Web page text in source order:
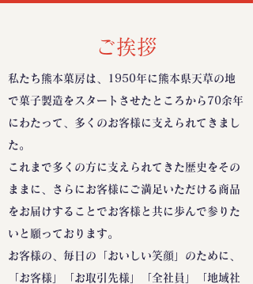
​ご挨拶
私たち熊本菓房は、1950年に熊本県天草の地
で菓子製造をスタートさせたところから70余年
にわたって、多くのお客様に支えられてきまし
た。
これまで多くの方に支えられてきた歴史をその
ままに、さらにお客様にご満足いただける商品
をお届けすることでお客様と共に歩んで参りた
いと願っております。
お客様の、毎日の「おいしい笑顔」のために、
「お客様」「お取引先様」「全社員」「地域社